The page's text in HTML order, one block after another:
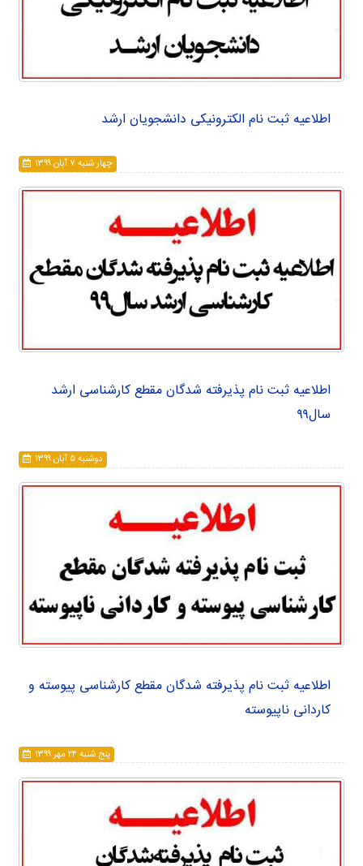
اطلاعیه ثبت نام الکترونیکی دانشجویان ارشد
چهار شنبه ۷ آبان ۱۳۹۹
اطلاعیه ثبت نام پذیرفته شدگان مقطع کارشناسی ارشد
سال۹۹
دوشنبه ۵ آبان ۱۳۹۹
اطلاعیه ثبت نام پذیرفته شدگان مقطع کارشناسی پیوسته و
کاردانی ناپیوسته
پنج شنبه ۲۴ مهر ۱۳۹۹